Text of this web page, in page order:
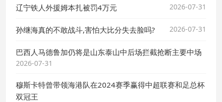
辽宁铁人外援姆本扎被罚4万元 2026-07-31
孙继海真的不敢战斗,害怕大比分失去脸吗? 2026-07-31
巴西人马德鲁加仍将是山东泰山中后场拦截抢断主要中场
2026-07-31
穆斯卡特曾带领海港队在2024赛季赢得中超联赛和足总杯
双冠王